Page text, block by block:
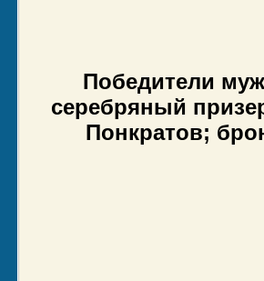
Победители
серебряный
Понкратов;